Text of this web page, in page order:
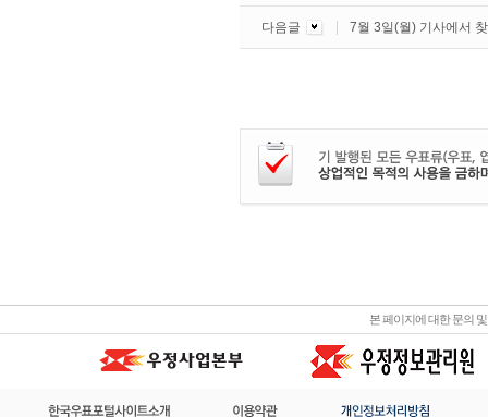
다음글 7월 3일(월) 기사에서
본 페이지에 대한 문의